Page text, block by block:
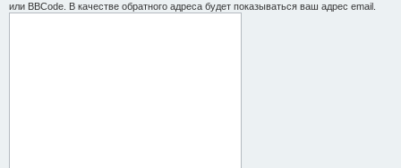
или BBCode. В качестве обратного адреса будет показываться ваш адрес email.